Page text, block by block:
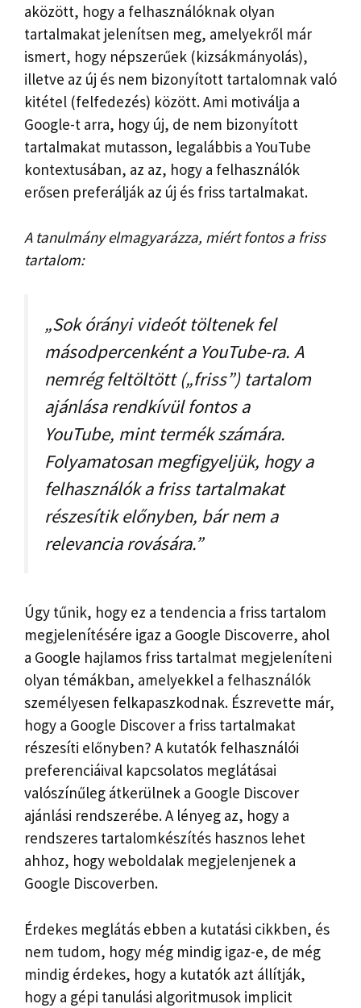
aközött, hogy a felhasználóknak olyan
tartalmakat jelenítsen meg, amelyekről már
ismert, hogy népszerűek (kizsákmányolás),
illetve az új és nem bizonyított tartalomnak való
kitétel (felfedezés) között. Ami motiválja a
Google-t arra, hogy új, de nem bizonyított
tartalmakat mutasson, legalábbis a YouTube
kontextusában, az az, hogy a felhasználók
erősen preferálják az új és friss tartalmakat.
A tanulmány elmagyarázza, miért fontos a friss
tartalom:
„Sok órányi videót töltenek fel
másodpercenként a YouTube-ra. A
nemrég feltöltött („friss”) tartalom
ajánlása rendkívül fontos a
YouTube, mint termék számára.
Folyamatosan megfigyeljük, hogy a
felhasználók a friss tartalmakat
részesítik előnyben, bár nem a
relevancia rovására.”
Úgy tűnik, hogy ez a tendencia a friss tartalom
megjelenítésére igaz a Google Discoverre, ahol
a Google hajlamos friss tartalmat megjeleníteni
olyan témákban, amelyekkel a felhasználók
személyesen felkapaszkodnak. Észrevette már,
hogy a Google Discover a friss tartalmakat
részesíti előnyben? A kutatók felhasználói
preferenciáival kapcsolatos meglátásai
valószínűleg átkerülnek a Google Discover
ajánlási rendszerébe. A lényeg az, hogy a
rendszeres tartalomkészítés hasznos lehet
ahhoz, hogy weboldalak megjelenjenek a
Google Discoverben.
Érdekes meglátás ebben a kutatási cikkben, és
nem tudom, hogy még mindig igaz-e, de még
mindig érdekes, hogy a kutatók azt állítják,
hogy a gépi tanulási algoritmusok implicit